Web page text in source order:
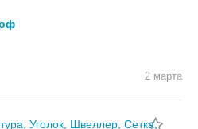
2 марта